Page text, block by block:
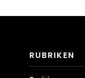
RUBRIKEN